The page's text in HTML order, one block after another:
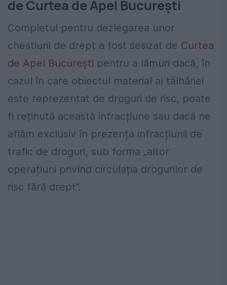
de Curtea de Apel București
Completul pentru dezlegarea unor
chestiuni de drept a fost sesizat de Curtea
de Apel București pentru a lămuri dacă, în
cazul în care obiectul material al tâlhăriei
este reprezentat de droguri de risc, poate
fi reținută această infracțiune sau dacă ne
aflăm exclusiv în prezența infracțiunii de
trafic de droguri, sub forma „altor
operațiuni privind circulația drogurilor de
risc fără drept”.